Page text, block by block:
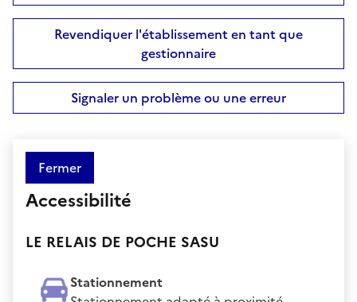
Revendiquer l'établissement en tant que
gestionnaire
Signaler un problème ou une erreur
Fermer
Accessibilité
LE RELAIS DE POCHE SASU
Stationnement